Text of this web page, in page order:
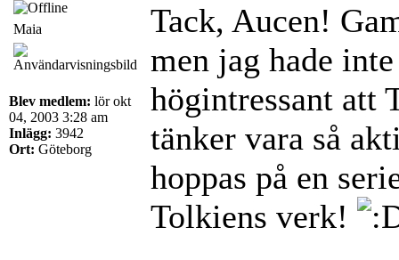
Maia
Blev medlem: lör okt
04, 2003 3:28 am
Inlägg: 3942
Ort: Göteborg
Tack, Aucen!
men jag hade
högintressant att
tänker vara så
hoppas på en
Tolkiens verk!